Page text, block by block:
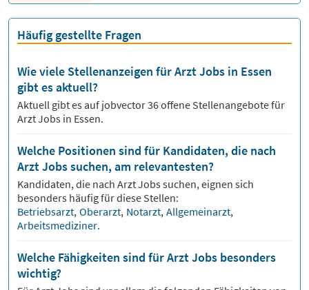
Häufig gestellte Fragen
Wie viele Stellenanzeigen für Arzt Jobs in Essen
gibt es aktuell?
Aktuell gibt es auf jobvector36offene Stellenangebote für
Arzt Jobs in Essen.
Welche Positionen sind für Kandidaten, die nach
Arzt Jobs suchen, am relevantesten?
Kandidaten, die nach ArztJobs suchen, eignen sich
besonders häufig für diese Stellen:
Betriebsarzt, Oberarzt, Notarzt, Allgemeinarzt,
Arbeitsmediziner.
Welche Fähigkeiten sind für Arzt Jobs besonders
wichtig?